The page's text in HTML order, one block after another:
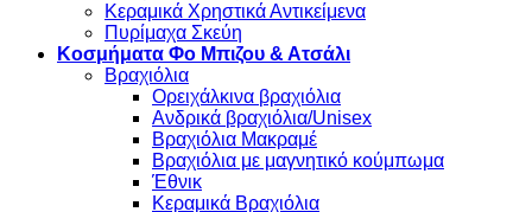
Κεραμικά Χρηστικά Αντικείμενα
Πυρίμαχα Σκεύη
Κοσμήματα Φο Μπιζου & Ατσάλι
Βραχιόλια
Oρειχάλκινα βραχιόλια
Ανδρικά βραχιόλια/Unisex
Βραχιόλια Μακραμέ
Βραχιόλια με μαγνητικό κούμπωμα
Έθνικ
Κεραμικά Βραχιόλια